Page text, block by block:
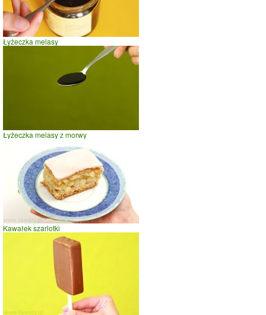
Łyżeczka melasy
Łyżeczka melasy z morwy
Kawałek szarlotki